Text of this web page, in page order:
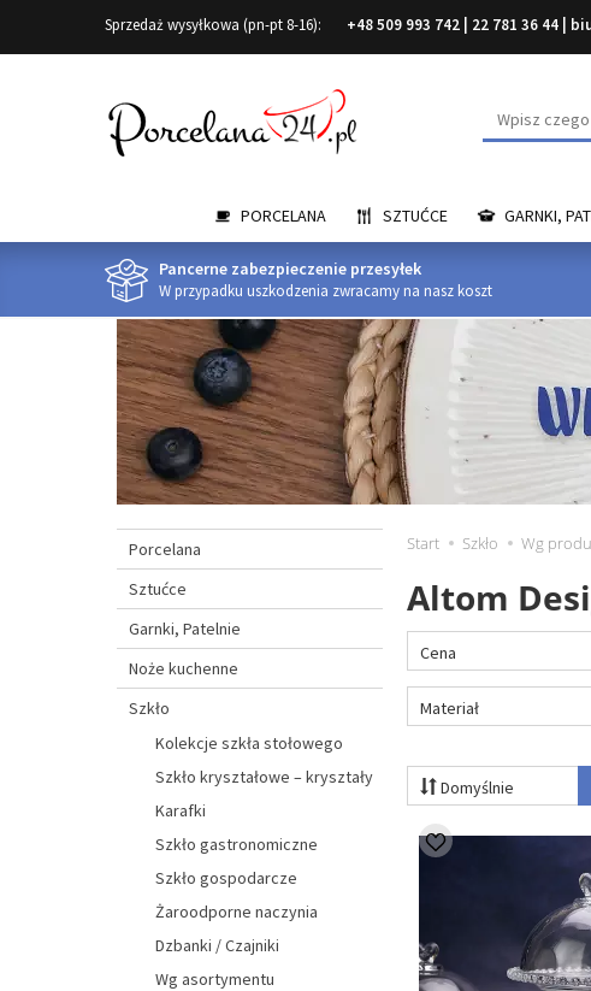
Sprzedaż wysyłkowa (pn-pt 8-16): +48 509 993 742 22 781 36 44
Wyszukaj
PORCELANA SZTUĆCE GARNKI,
Pancerne zabezpieczenie przesyłek
W przypadku uszkodzenia zwracamy na nasz koszt
Start Szkło Wg
Altom
Cena
Materiał
Domyślnie
Porcelana
Sztućce
Garnki, Patelnie
Noże kuchenne
Szkło
Kolekcje szkła stołowego
Szkło kryształowe – kryształy
Karafki
Szkło gastronomiczne
Szkło gospodarcze
Żaroodporne naczynia
Dzbanki / Czajniki
Wg asortymentu